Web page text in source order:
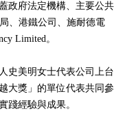
政府法定機構、主要公共
、港鐵公司、施耐德電
Limited。
史美明女士代表公司上台
大獎」的單位代表共同參
踐經驗與成果。